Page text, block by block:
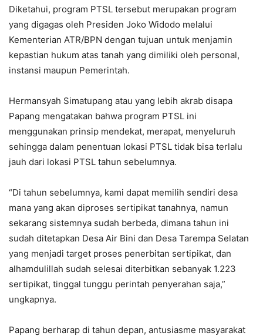
Diketahui, program PTSL tersebut merupakan program
yang digagas oleh Presiden Joko Widodo melalui
Kementerian ATR/BPN dengan tujuan untuk menjamin
kepastian hukum atas tanah yang dimiliki oleh personal,
instansi maupun Pemerintah.
Hermansyah Simatupang atau yang lebih akrab disapa
Papang mengatakan bahwa program PTSL ini
menggunakan prinsip mendekat, merapat, menyeluruh
sehingga dalam penentuan lokasi PTSL tidak bisa terlalu
jauh dari lokasi PTSL tahun sebelumnya.
“Di tahun sebelumnya, kami dapat memilih sendiri desa
mana yang akan diproses sertipikat tanahnya, namun
sekarang sistemnya sudah berbeda, dimana tahun ini
sudah ditetapkan Desa Air Bini dan Desa Tarempa Selatan
yang menjadi target proses penerbitan sertipikat, dan
alhamdulillah sudah selesai diterbitkan sebanyak 1.223
sertipikat, tinggal tunggu perintah penyerahan saja,”
ungkapnya.
Papang berharap di tahun depan, antusiasme masyarakat